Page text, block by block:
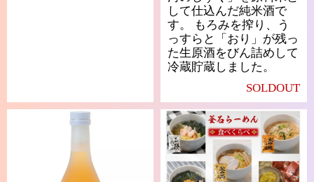
して仕込んだ純米酒で
す。 もろみを搾り、う
っすらと「おり」が残っ
た生原酒をびん詰めして
冷蔵貯蔵しました。
SOLDOUT